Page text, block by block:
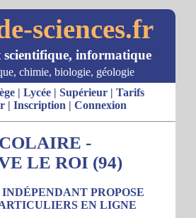
sciences.fr
scientifique, informatique
chimie, biologie, géologie
| Lycée| Supérieur| Tarifs
| Inscription | Connexion
-
LE ROI (94)
PROPOSE
EN LIGNE